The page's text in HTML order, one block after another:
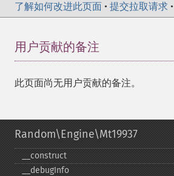
了解如何改进此页面 • 提交拉取请求 •
用户贡献的备注
此页面尚无用户贡献的备注。
Random\Engine\Mt19937
_​_​construct
_​_​debugInfo